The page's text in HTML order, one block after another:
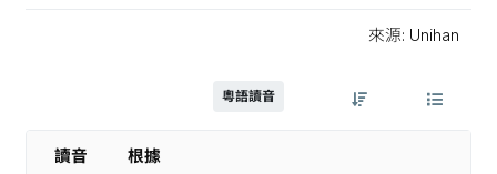
來源: Unihan
粵語讀音
讀音 根據